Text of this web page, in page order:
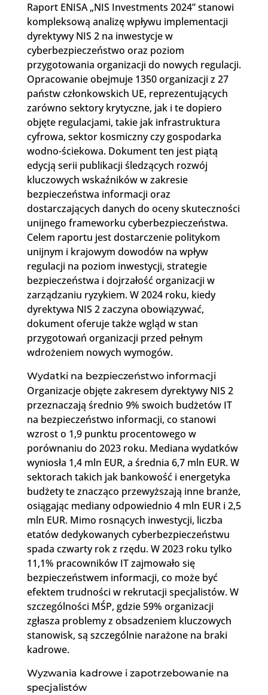
Raport ENISA „NIS Investments 2024” stanowi
kompleksową analizę wpływu implementacji
dyrektywy NIS 2 na inwestycje w
cyberbezpieczeństwo oraz poziom
przygotowania organizacji do nowych regulacji.
Opracowanie obejmuje 1350 organizacji z 27
państw członkowskich UE, reprezentujących
zarówno sektory krytyczne, jak i te dopiero
objęte regulacjami, takie jak infrastruktura
cyfrowa, sektor kosmiczny czy gospodarka
wodno-ściekowa. Dokument ten jest piątą
edycją serii publikacji śledzących rozwój
kluczowych wskaźników w zakresie
bezpieczeństwa informacji oraz
dostarczających danych do oceny skuteczności
unijnego frameworku cyberbezpieczeństwa.
Celem raportu jest dostarczenie politykom
unijnym i krajowym dowodów na wpływ
regulacji na poziom inwestycji, strategie
bezpieczeństwa i dojrzałość organizacji w
zarządzaniu ryzykiem. W 2024 roku, kiedy
dyrektywa NIS 2 zaczyna obowiązywać,
dokument oferuje także wgląd w stan
przygotowań organizacji przed pełnym
wdrożeniem nowych wymogów.
Wydatki na bezpieczeństwo informacji
Organizacje objęte zakresem dyrektywy NIS 2
przeznaczają średnio 9% swoich budżetów IT
na bezpieczeństwo informacji, co stanowi
wzrost o 1,9 punktu procentowego w
porównaniu do 2023 roku. Mediana wydatków
wyniosła 1,4 mln EUR, a średnia 6,7 mln EUR. W
sektorach takich jak bankowość i energetyka
budżety te znacząco przewyższają inne branże,
osiągając mediany odpowiednio 4 mln EUR i 2,5
mln EUR. Mimo rosnących inwestycji, liczba
etatów dedykowanych cyberbezpieczeństwu
spada czwarty rok z rzędu. W 2023 roku tylko
11,1% pracowników IT zajmowało się
bezpieczeństwem informacji, co może być
efektem trudności w rekrutacji specjalistów. W
szczególności MŚP, gdzie 59% organizacji
zgłasza problemy z obsadzeniem kluczowych
stanowisk, są szczególnie narażone na braki
kadrowe.
Wyzwania kadrowe i zapotrzebowanie na
specjalistów